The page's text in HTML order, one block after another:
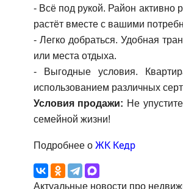
- Всё под рукой. Район активно
растёт вместе с вашими
- Легко добраться. Удобная
или места отдыха.
- Выгодные условия.
использованием различных
Условия продажи: Не
семейной жизни!
Подробнее о ЖК Кедр
Актуальные новости про